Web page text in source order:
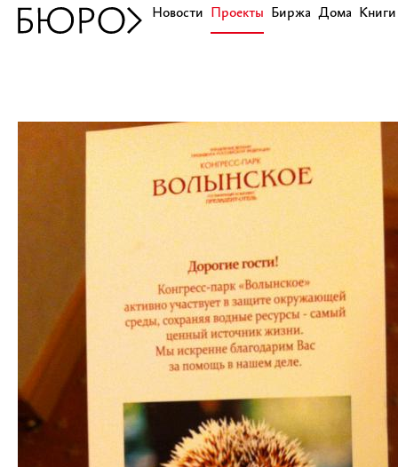
Новости Проекты Биржа Дома Книги